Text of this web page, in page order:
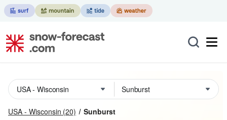
USA - Wisconsin (20) Sunburst